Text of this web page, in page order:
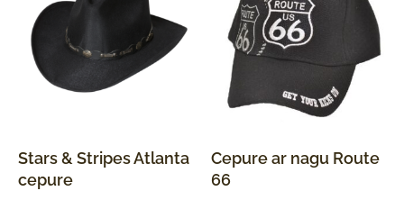
Stars & Stripes Atlanta
cepure
Cepure ar nagu Route
66